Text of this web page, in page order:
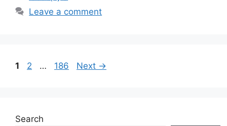
Leave a comment
Page
1 Page
2 … Page
186 Next →
Search